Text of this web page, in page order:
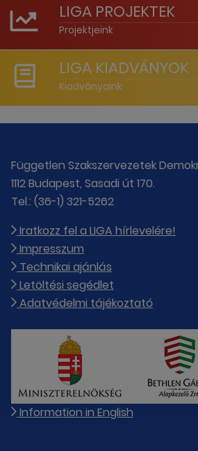
LIGA PROJEKTEK
Projektjeink
LIGA KIADVÁNYOK
Kiadványaink
Független Szakszervezetek
1112 Budapest, Sasadi út 170.
Tel.: (36-1) 321-5262
Iratkozz fel a LIGA hírlevelére!
Impresszum
Technikai ajánlás
Letöltési segédlet
Adatvédelmi tájékoztató
Information in English